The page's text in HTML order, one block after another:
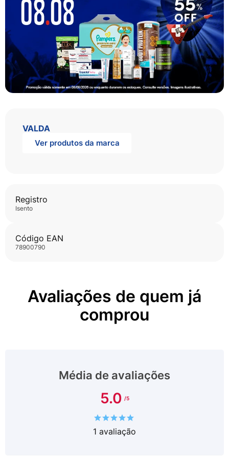
VALDA
Ver produtos da marca
Registro
isento
Código EAN
78900790
Avaliações de quem já
comprou
Média de avaliações
5.0
1 avaliação